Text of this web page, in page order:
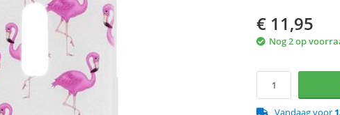
€ 11,95
Nog 2 op